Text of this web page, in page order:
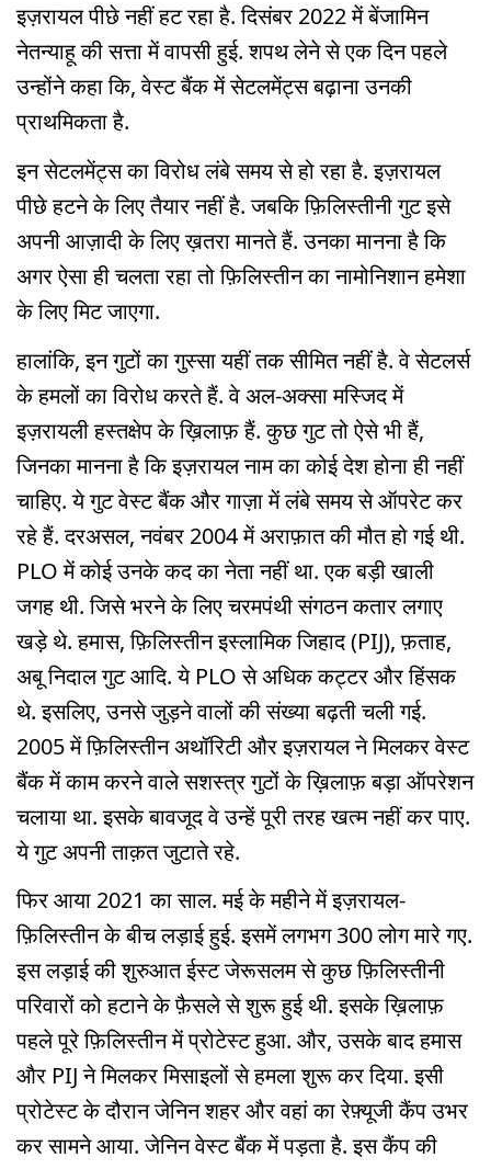
इज़रायल पीछे नहीं हट रहा है. दिसंबर 2022 में बेंजामिन
नेतन्याहू की सत्ता में वापसी हुई. शपथ लेने से एक दिन पहले
उन्होंने कहा कि, वेस्ट बैंक में सेटलमेंट्स बढ़ाना उनकी
प्राथमिकता है.
इन सेटलमेंट्स का विरोध लंबे समय से हो रहा है. इज़रायल
पीछे हटने के लिए तैयार नहीं है. जबकि फ़िलिस्तीनी गुट इसे
अपनी आज़ादी के लिए ख़तरा मानते हैं. उनका मानना है कि
अगर ऐसा ही चलता रहा तो फ़िलिस्तीन का नामोनिशान हमेशा
के लिए मिट जाएगा.
हालांकि, इन गुटों का गुस्सा यहीं तक सीमित नहीं है. वे सेटलर्स
के हमलों का विरोध करते हैं. वे अल-अक्सा मस्जिद में
इज़रायली हस्तक्षेप के ख़िलाफ़ हैं. कुछ गुट तो ऐसे भी हैं,
जिनका मानना है कि इज़रायल नाम का कोई देश होना ही नहीं
चाहिए. ये गुट वेस्ट बैंक और गाज़ा में लंबे समय से ऑपरेट कर
रहे हैं. दरअसल, नवंबर 2004 में अराफ़ात की मौत हो गई थी.
PLO में कोई उनके कद का नेता नहीं था. एक बड़ी खाली
जगह थी. जिसे भरने के लिए चरमपंथी संगठन कतार लगाए
खड़े थे. हमास, फ़िलिस्तीन इस्लामिक जिहाद (PIJ), फ़ताह,
अबू निदाल गुट आदि. ये PLO से अधिक कट्टर और हिंसक
थे. इसलिए, उनसे जुड़ने वालों की संख्या बढ़ती चली गई.
2005 में फ़िलिस्तीन अथॉरिटी और इज़रायल ने मिलकर वेस्ट
बैंक में काम करने वाले सशस्त्र गुटों के ख़िलाफ़ बड़ा ऑपरेशन
चलाया था. इसके बावजूद वे उन्हें पूरी तरह खत्म नहीं कर पाए.
ये गुट अपनी ताक़त जुटाते रहे.
फिर आया 2021 का साल. मई के महीने में इज़रायल-
फ़िलिस्तीन के बीच लड़ाई हुई. इसमें लगभग 300 लोग मारे गए.
इस लड़ाई की शुरुआत ईस्ट जेरूसलम से कुछ फ़िलिस्तीनी
परिवारों को हटाने के फ़ैसले से शुरू हुई थी. इसके ख़िलाफ़
पहले पूरे फ़िलिस्तीन में प्रोटेस्ट हुआ. और, उसके बाद हमास
और PIJ ने मिलकर मिसाइलों से हमला शुरू कर दिया. इसी
प्रोटेस्ट के दौरान जेनिन शहर और वहां का रेफ़्यूजी कैंप उभर
कर सामने आया. जेनिन वेस्ट बैंक में पड़ता है. इस कैंप की